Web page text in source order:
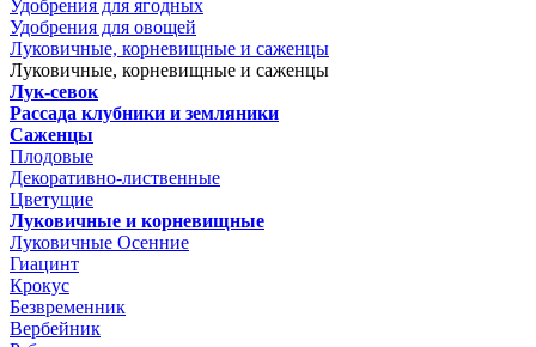
Удобрения для ягодных
Удобрения для овощей
Луковичные, корневищные и саженцы
Луковичные, корневищные и саженцы
Лук-севок
Рассада клубники и земляники
Саженцы
Плодовые
Декоративно-лиственные
Цветущие
Луковичные и корневищные
Луковичные Осенние
Гиацинт
Крокус
Безвременник
Вербейник